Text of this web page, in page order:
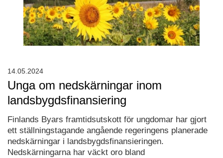
Unga om nedskärningar inom
landsbygdsfinansiering
Finlands Byars framtidsutskott för ungdomar har gjort
ett ställningstagande angående regeringens planerade
nedskärningar i landsbygdsfinansieringen.
Nedskärningarna har väckt oro bland
14.05.2024